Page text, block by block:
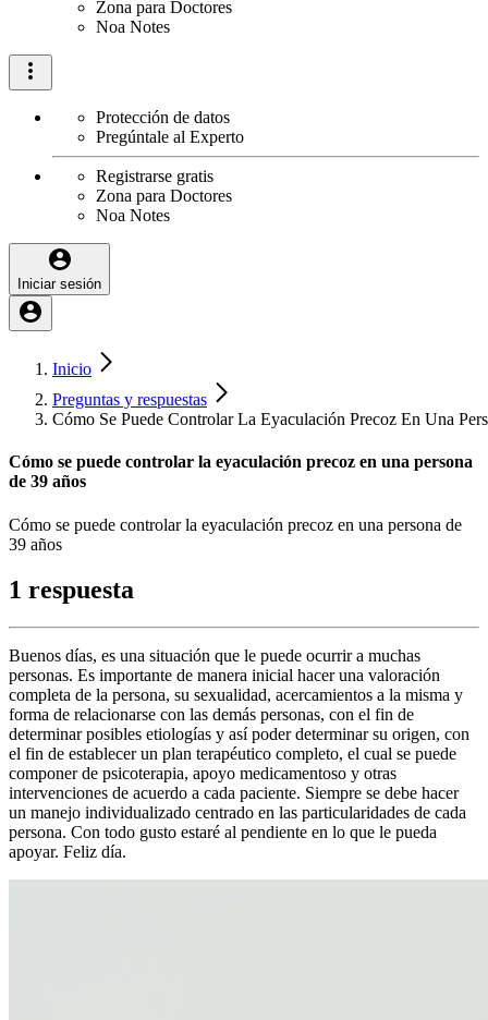
Zona para Doctores
Noa Notes
Protección de datos
Pregúntale al Experto
Registrarse gratis
Zona para Doctores
Noa Notes
Iniciar sesión
Inicio
Preguntas y respuestas
Cómo Se Puede Controlar La Eyaculación Precoz En Una
Cómo se puede controlar la eyaculación precoz en una persona
de 39 años
Cómo se puede controlar la eyaculación precoz en una persona de
39 años
1 respuesta
Buenos días, es una situación que le puede ocurrir a muchas
personas. Es importante de manera inicial hacer una valoración
completa de la persona, su sexualidad, acercamientos a la misma y
forma de relacionarse con las demás personas, con el fin de
determinar posibles etiologías y así poder determinar su origen, con
el fin de establecer un plan terapéutico completo, el cual se puede
componer de psicoterapia, apoyo medicamentoso y otras
intervenciones de acuerdo a cada paciente. Siempre se debe hacer
un manejo individualizado centrado en las particularidades de cada
persona. Con todo gusto estaré al pendiente en lo que le pueda
apoyar. Feliz día.